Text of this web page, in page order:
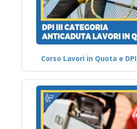
Corso Lavori in Quota e